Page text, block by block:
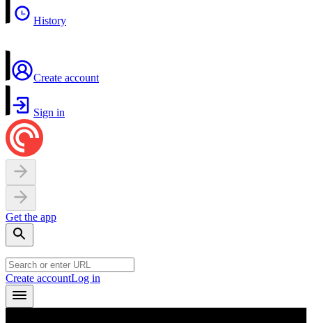
History
Create account
Sign in
Get the app
Create accountLog in